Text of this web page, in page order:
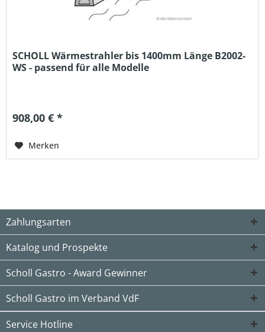
SCHOLL Wärmestrahler bis 1400mm Länge B2002-
WS - passend für alle Modelle
908,00 € *
Merken
Zahlungsarten
Katalog und Prospekte
Scholl Gastro - Award Gewinner
Scholl Gastro im Verband VdF
Service Hotline